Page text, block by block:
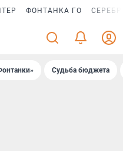
ФОНТАНКА ГО
Судьба бюджета